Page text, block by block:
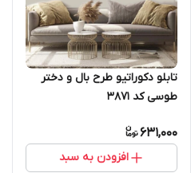
تابلو دکوراتیو طرح بال و دختر
طوسی کد 3871
631,000
افزودن به سبد